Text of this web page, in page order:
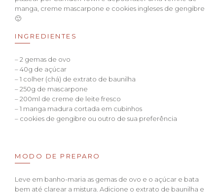
manga, creme mascarpone e cookies ingleses de gengibre
🙂
INGREDIENTES
– 2 gemas de ovo
– 40g de açúcar
– 1 colher (chá) de extrato de baunilha
– 250g de mascarpone
– 200ml de creme de leite fresco
– 1 manga madura cortada em cubinhos
– cookies de gengibre ou outro de sua preferência
MODO DE PREPARO
Leve em banho-maria as gemas de ovo e o açúcar e bata
bem até clarear a mistura. Adicione o extrato de baunilha e